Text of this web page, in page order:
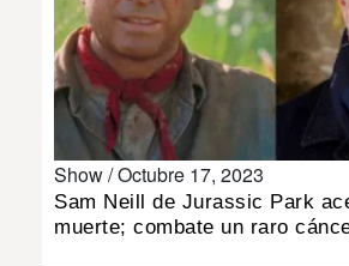
Show /Octubre 17, 2023
Sam Neill de Jurassic Park
muerte; combate un raro